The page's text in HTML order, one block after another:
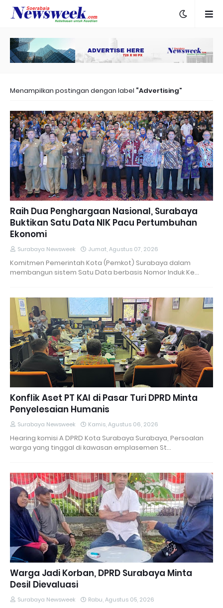
Menampilkan postingan dengan label Advertising
Raih Dua Penghargaan Nasional, Surabaya
Buktikan Satu Data NIK Pacu Pertumbuhan
Ekonomi
Surabaya Newsweek Jumat, Agustus 07, 2026
Komitmen Pemerintah Kota (Pemkot) Surabaya dalam
membangun sistem Satu Data berbasis Nomor Induk Ke…
Konflik Aset PT KAI di Pasar Turi DPRD Minta
Penyelesaian Humanis
Surabaya Newsweek Kamis, Agustus 06, 2026
Hearing komisi A DPRD Kota Surabaya Surabaya, Persoalan
warga yang tinggal di kawasan emplasemen St…
Warga Jadi Korban, DPRD Surabaya Minta
Desil Dievaluasi
Surabaya Newsweek Rabu, Agustus 05, 2026